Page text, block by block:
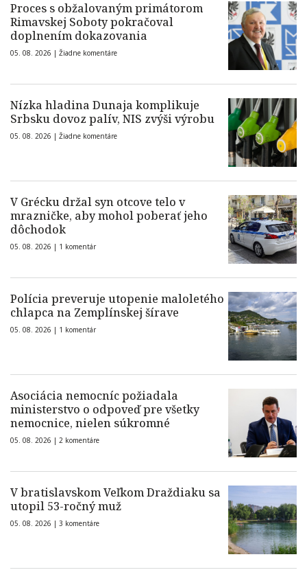
Proces s obžalovaným primátorom
Rimavskej Soboty pokračoval
doplnením dokazovania
05. 08. 2026 | Žiadne komentáre
Nízka hladina Dunaja komplikuje
Srbsku dovoz palív, NIS zvýši výrobu
05. 08. 2026 | Žiadne komentáre
V Grécku držal syn otcove telo v
mrazničke, aby mohol poberať jeho
dôchodok
05. 08. 2026 | 1 komentár
Polícia preveruje utopenie maloletého
chlapca na Zemplínskej šírave
05. 08. 2026 | 1 komentár
Asociácia nemocníc požiadala
ministerstvo o odpoveď pre všetky
nemocnice, nielen súkromné
05. 08. 2026 | 2 komentáre
V bratislavskom Veľkom Draždiaku sa
utopil 53-ročný muž
05. 08. 2026 | 3 komentáre